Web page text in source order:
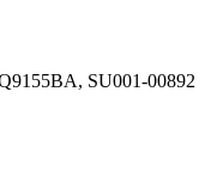
SU001-00892